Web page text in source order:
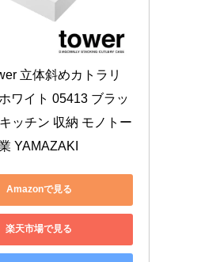
立体斜めカトラリ
ワイト 05413 ブラッ
ッチン 収納 モノトー
YAMAZAKI
Amazonで見る
楽天市場で見る